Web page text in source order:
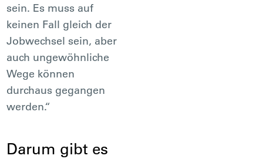
sein. Es muss auf
keinen Fall gleich der
Jobwechsel sein, aber
auch ungewöhnliche
Wege können
durchaus gegangen
werden.“
Darum gibt es